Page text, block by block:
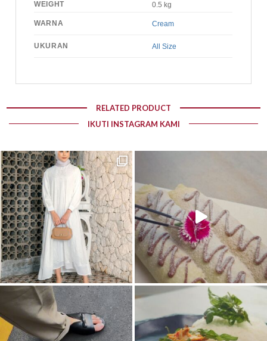
WEIGHT 0.5 kg
WARNA Cream
UKURAN All Size
RELATED PRODUCT
IKUTI INSTAGRAM KAMI